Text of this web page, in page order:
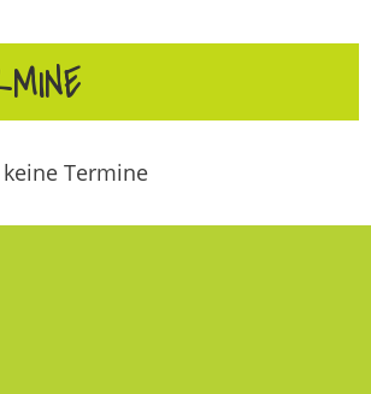
Termine